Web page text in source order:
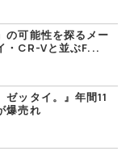
の可能性を探るメー
・CR-Vと並ぶF...
ゼッタイ。』年間11
爆売れ